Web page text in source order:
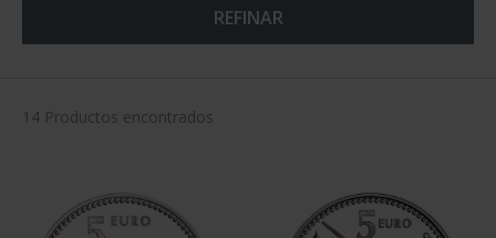
REFINAR
14 Productos encontrados